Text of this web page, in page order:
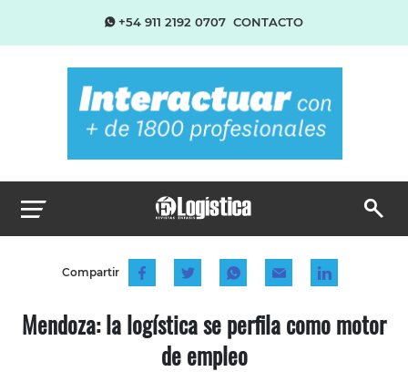
+54 911 2192 0707 CONTACTO
Compartir
Mendoza: la logística se perfila como motor
de empleo